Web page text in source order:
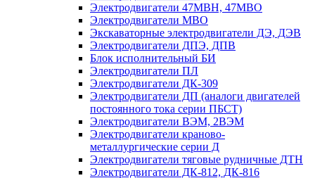
Электродвигатели 47MBH, 47МВО
Электродвигатели MBO
Экскаваторные электродвигатели ДЭ, ДЭВ
Электродвигатели ДПЭ, ДПВ
Блок исполнительный БИ
Электродвигатели ПЛ
Электродвигатели ДК-309
Электродвигатели ДП (аналоги двигателей
постоянного тока серии ПБСТ)
Электродвигатели ВЭМ, 2ВЭМ
Электродвигатели краново-
металлургические серии Д
Электродвигатели тяговые рудничные ДТН
Электродвигатели ДК-812, ДК-816